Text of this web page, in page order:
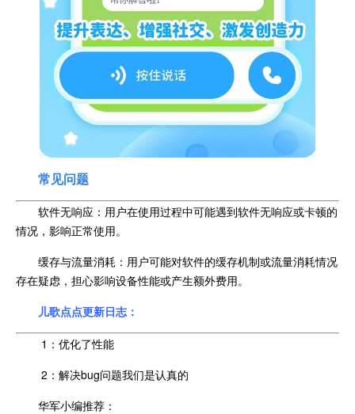
常见问题
软件无响应：用户在使用过程中可能遇到软件无响应或卡顿的
情况，影响正常使用。
缓存与流量消耗：用户可能对软件的缓存机制或流量消耗情况
存在疑虑，担心影响设备性能或产生额外费用。
儿歌点点更新日志：
1：优化了性能
2：解决bug问题我们是认真的
华军小编推荐：